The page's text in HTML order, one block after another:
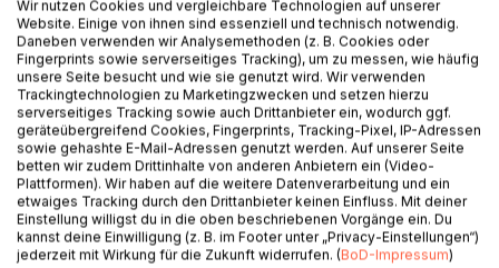
Prävention, Regulationsmedizin und moderne Longevity-
Ansätze zu einem praxisnahen, interdisziplinären
Gesamtverständnis.
Auf mehr als 300 Seiten und in über 40 Kapiteln zeigt Dr.
med. Philipp K. M. Katumba, wie Phytotherapie,
Akupunktur, Psychotherapie, Mikrobiommedizin,
Orthomolekularmedizin, integrative Onkologie und Mind-
Body-Medizin unter einem gemeinsamen
wissenschaftlichen und therapeutischen Dach betrachtet
werden können.
Das Werk fusst auf über 100 verifizierten klinischen
Wir nutzen Cookies und vergleichbare Technologien auf unserer
Website. Einige von ihnen sind essenziell und technisch notwendig.
Daneben verwenden wir Analysemethoden (z. B. Cookies oder
Fingerprints sowie serverseitiges Tracking), um zu messen, wie häufig
unsere Seite besucht und wie sie genutzt wird. Wir verwenden
Trackingtechnologien zu Marketingzwecken und setzen hierzu
serverseitiges Tracking sowie auch Drittanbieter ein, wodurch ggf.
geräteübergreifend Cookies, Fingerprints, Tracking-Pixel, IP-Adressen
sowie gehashte E-Mail-Adressen genutzt werden. Auf unserer Seite
betten wir zudem Drittinhalte von anderen Anbietern ein (Video-
Plattformen). Wir haben auf die weitere Datenverarbeitung und ein
etwaiges Tracking durch den Drittanbieter keinen Einfluss. Mit deiner
Einstellung willigst du in die oben beschriebenen Vorgänge ein. Du
kannst deine Einwilligung (z. B. im Footer unter „Privacy-Einstellungen“)
jederzeit mit Wirkung für die Zukunft widerrufen. (BoD-Impressum)